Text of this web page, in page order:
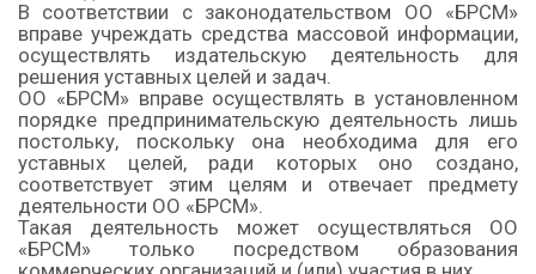
В соответствии с законодательством ОО «БРСМ»
вправе учреждать средства массовой информации,
осуществлять издательскую деятельность для
решения уставных целей и задач.
ОО «БРСМ» вправе осуществлять в установленном
порядке предпринимательскую деятельность лишь
постольку, поскольку она необходима для его
уставных целей, ради которых оно создано,
соответствует этим целям и отвечает предмету
деятельности ОО «БРСМ».
Такая деятельность может осуществляться ОО
«БРСМ» только посредством образования